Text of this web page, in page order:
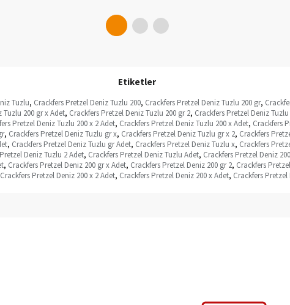
Etiketler
Tuzlu, Crackfers Pretzel Deniz Tuzlu 200, Crackfers Pretzel Deniz Tuzlu 200 gr,
Tuzlu 200 gr x Adet, Crackfers Pretzel Deniz Tuzlu 200 gr 2, Crackfers Pretzel Deniz
Pretzel Deniz Tuzlu 200 x 2 Adet, Crackfers Pretzel Deniz Tuzlu 200 x Adet, Crackfers
, Crackfers Pretzel Deniz Tuzlu gr x, Crackfers Pretzel Deniz Tuzlu gr x 2, Crackfers
, Crackfers Pretzel Deniz Tuzlu gr Adet, Crackfers Pretzel Deniz Tuzlu x, Crackfers
Deniz Tuzlu 2 Adet, Crackfers Pretzel Deniz Tuzlu Adet, Crackfers Pretzel Deniz 200
, Crackfers Pretzel Deniz 200 gr x Adet, Crackfers Pretzel Deniz 200 gr 2, Crackfers
Crackfers Pretzel Deniz 200 x 2 Adet, Crackfers Pretzel Deniz 200 x Adet, Crackfers Pretzel